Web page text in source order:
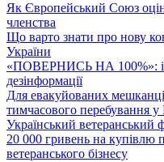
Як Європейський Союз
членства
Що варто знати про нову
України
«ПОВЕРНИСЬ НА 100%»:
дезінформації
Для евакуйованих
тимчасового перебування
Український ветеранський
20 000 гривень на купівлю
ветеранського бізнесу